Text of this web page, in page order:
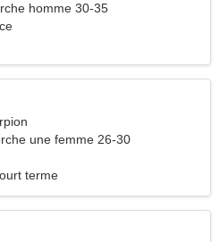
homme 30-35
une femme 26-30
terme